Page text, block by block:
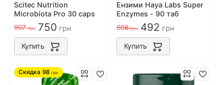
Scitec Nutrition
Microbiota Pro 30 caps
907грн 750 грн
Купить
Ензими Haya Labs Super
Enzymes - 90 таб
608грн 492 грн
Купить
Скидка 98 грн